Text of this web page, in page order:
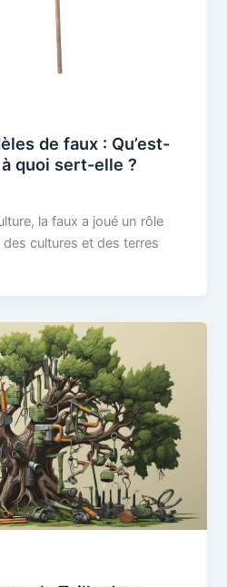
de faux : Qu’est-
quoi sert-elle ?
la faux a joué un rôle
cultures et des terres